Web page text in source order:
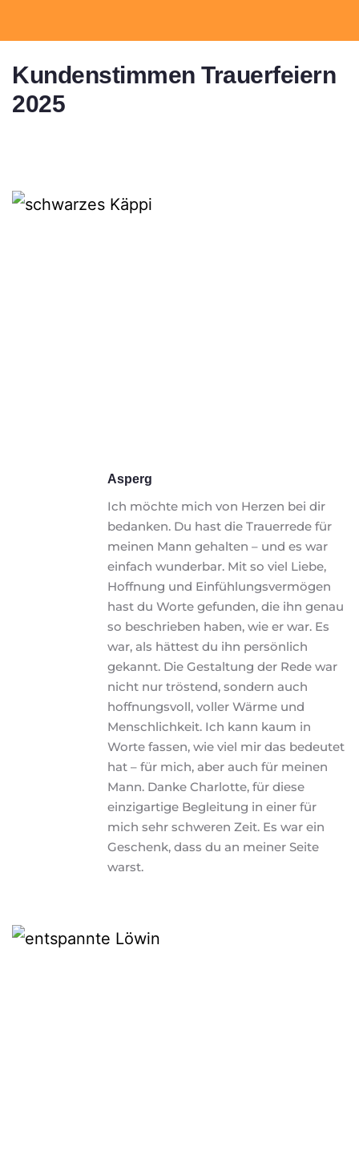
Kundenstimmen Trauerfeiern
2025
Asperg
Ich möchte mich von Herzen bei dir
bedanken. Du hast die Trauerrede für
meinen Mann gehalten – und es war
einfach wunderbar. Mit so viel Liebe,
Hoffnung und Einfühlungsvermögen
hast du Worte gefunden, die ihn genau
so beschrieben haben, wie er war. Es
war, als hättest du ihn persönlich
gekannt. Die Gestaltung der Rede war
nicht nur tröstend, sondern auch
hoffnungsvoll, voller Wärme und
Menschlichkeit. Ich kann kaum in
Worte fassen, wie viel mir das bedeutet
hat – für mich, aber auch für meinen
Mann. Danke Charlotte, für diese
einzigartige Begleitung in einer für
mich sehr schweren Zeit. Es war ein
Geschenk, dass du an meiner Seite
warst.